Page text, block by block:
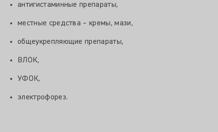
антигистаминные препараты,
местные средства – кремы, мази,
общеукрепляющие препараты,
ВЛОК,
УФОК,
электрофорез.